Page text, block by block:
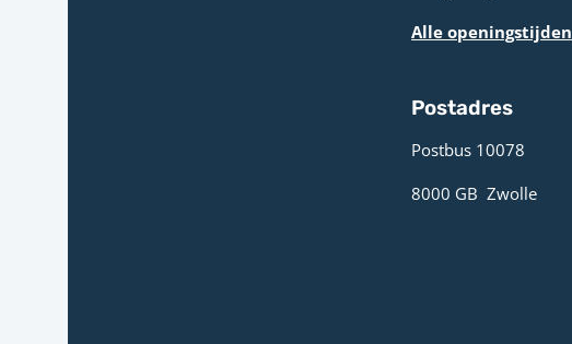
Alle openingstijden
Postadres
Postbus 10078 ­
8000 GB ­ Zwolle